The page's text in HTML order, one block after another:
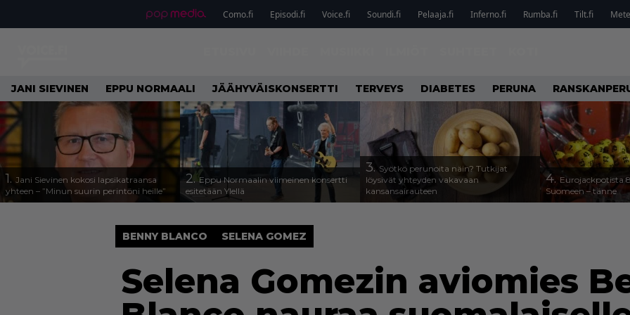
Como.fi Episodi.fi Voice.fi Soundi.fi Pelaaja.fi Inferno.fi Rumba.fi Tilt.fi
JANI SIEVINEN EPPU NORMAALI JÄÄHYVÄISKONSERTTI TERVEYS DIABETES PERUNA
1. Jani Sievinen kokosi lapsikatraansa
yhteen – ”Minun suurin perintöni heille”
2. Eppu Normaalin viimeinen konsertti
esitetään Ylellä
3. Syötkö perunoita näin? Tutkijat
löysivät yhteyden vakavaan
kansansairauteen
4. Eurojackpotista
Suomeen – tänne
BENNY BLANCO SELENA GOMEZ
Selena Gomezin aviomies